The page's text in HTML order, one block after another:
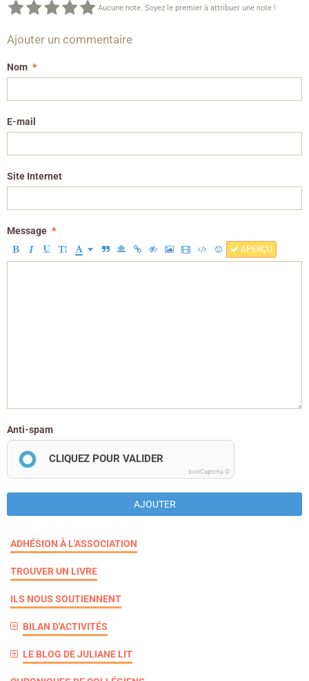
Aucune note. Soyez le premier à attribuer une note !
Ajouter un commentaire
Nom
E-mail
Site Internet
Message
APERÇU
Anti-spam
CLIQUEZ POUR VALIDER
IconCaptcha ©
AJOUTER
ADHÉSION À L'ASSOCIATION
TROUVER UN LIVRE
ILS NOUS SOUTIENNENT
BILAN D'ACTIVITÉS
LE BLOG DE JULIANE LIT